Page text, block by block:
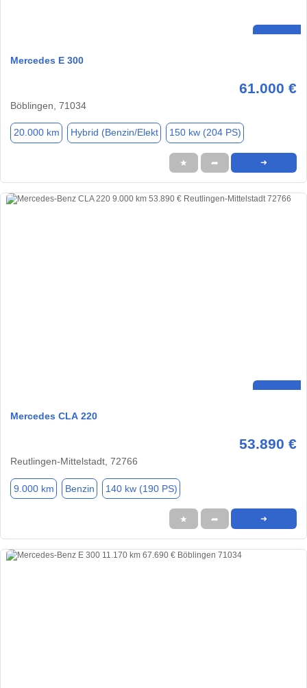
Mercedes E 300
61.000 €
Böblingen, 71034
20.000 km Hybrid (Benzin/Elekt 150 kw (204 PS)
★ ➦ ➜
Mercedes CLA 220
53.890 €
Reutlingen-Mittelstadt, 72766
9.000 km Benzin 140 kw (190 PS)
★ ➦ ➜